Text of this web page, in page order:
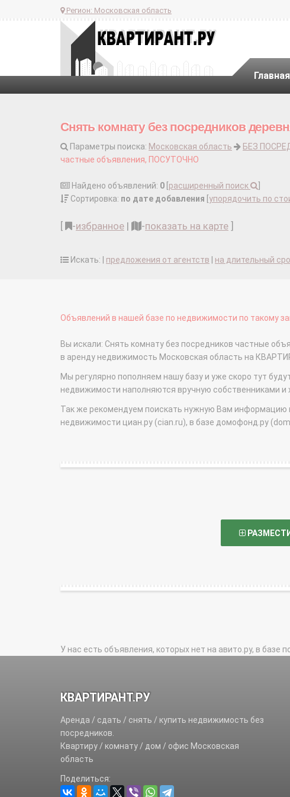
Регион: Московская область
Главная
Снять комнату без посредников
Параметры поиска: Московская область БЕЗ
частные объявления, ПОСУТОЧНО
Найдено объявлений: 0 расширенный поиск
Сортировка: по дате добавления упорядочить по
-избранное | -показать на карте
Искать: | предложения от агентств на длительный
Объявлений в нашей базе по недвижимости по такому
Вы искали: Снять комнату без посредников частные
в аренду недвижимость Московская область на
Мы регулярно пополняем нашу базу и уже скоро тут
недвижимости наполняются вручную собственниками и
Так же рекомендуем поискать нужную Вам информацию
недвижимости циан.ру (cian.ru), в базе домофонд.ру
У нас есть объявления, которых нет на авито.ру, в базе
КВАРТИРАНТ.РУ
Аренда / сдать / снять / купить недвижимость без
посредников.
Квартиру / комнату / дом / офис Московская
область
Поделиться: